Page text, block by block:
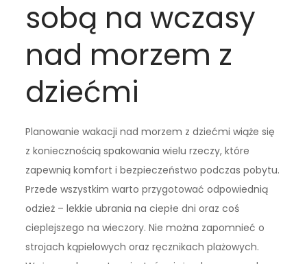
sobą na wczasy
nad morzem z
dziećmi
Planowanie wakacji nad morzem z dziećmi wiąże się
z koniecznością spakowania wielu rzeczy, które
zapewnią komfort i bezpieczeństwo podczas pobytu.
Przede wszystkim warto przygotować odpowiednią
odzież – lekkie ubrania na ciepłe dni oraz coś
cieplejszego na wieczory. Nie można zapomnieć o
strojach kąpielowych oraz ręcznikach plażowych.